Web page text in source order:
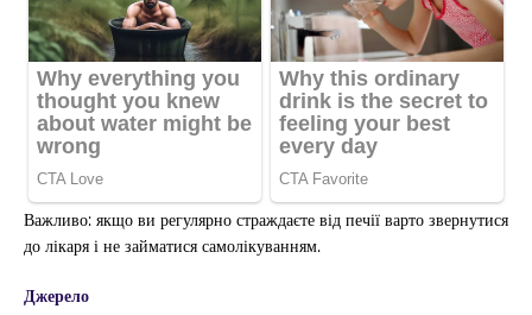
Важливо: якщо ви регулярно страждаєте від печії варто звернутися
до лікаря і не займатися самолікуванням.
Джерело